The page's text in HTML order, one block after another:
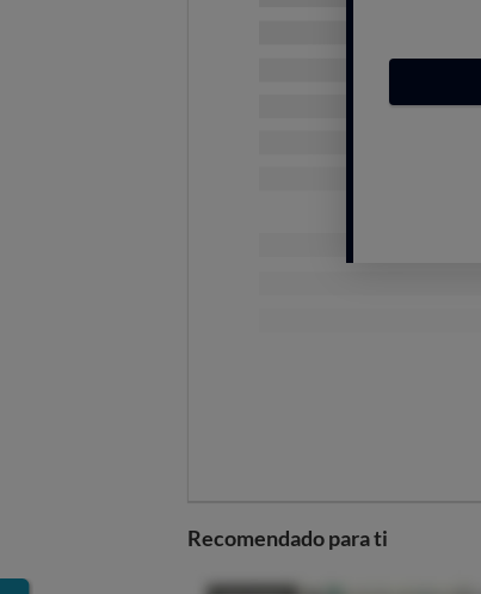
Mejora la calidad
Te permite disparar
recomendable colocar la
Este accesorio ofrece la
Recomendado para ti